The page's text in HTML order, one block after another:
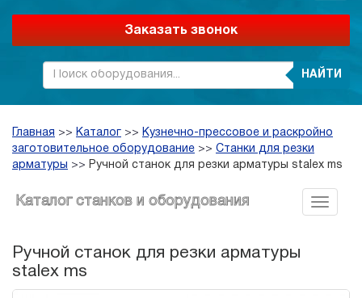
Заказать звонок
НАЙТИ
Главная >> Каталог >> Кузнечно-прессовое и раскройно
заготовительное оборудование >> Станки для резки
арматуры
>> Ручной станок для резки арматуры stalex ms
Каталог станков и оборудования
Ручной станок для резки арматуры
stalex ms